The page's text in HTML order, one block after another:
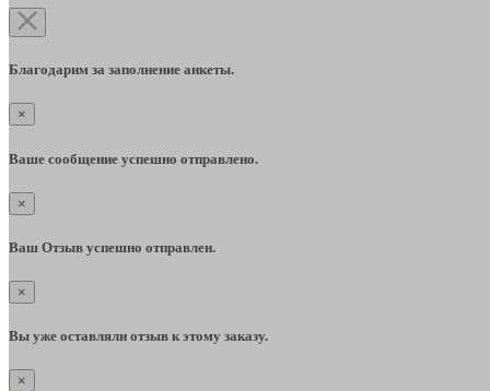
Благодарим за заполнение анкеты.
×
Ваше сообщение успешно отправлено.
×
Ваш Отзыв успешно отправлен.
×
Вы уже оставляли отзыв к этому заказу.
×